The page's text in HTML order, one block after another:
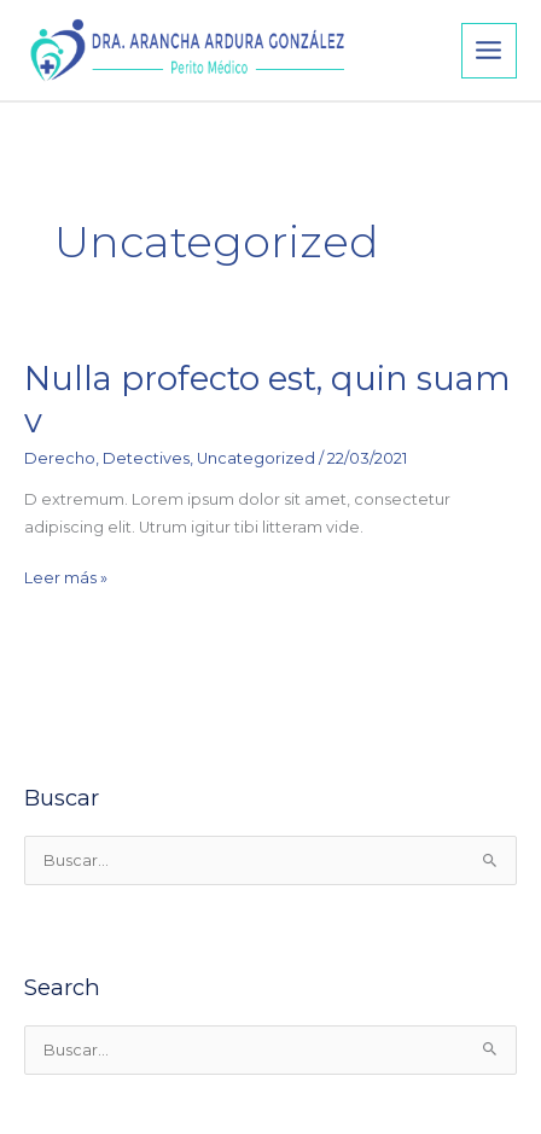
contenido
Uncategorized
Nulla profecto est, quin suam
v
Derecho, Detectives, Uncategorized / 22/03/2021
D extremum. Lorem ipsum dolor sit amet, consectetur
adipiscing elit. Utrum igitur tibi litteram vide.
Nulla
est,
quin
v
Leer más »
Buscar
a
o
Search